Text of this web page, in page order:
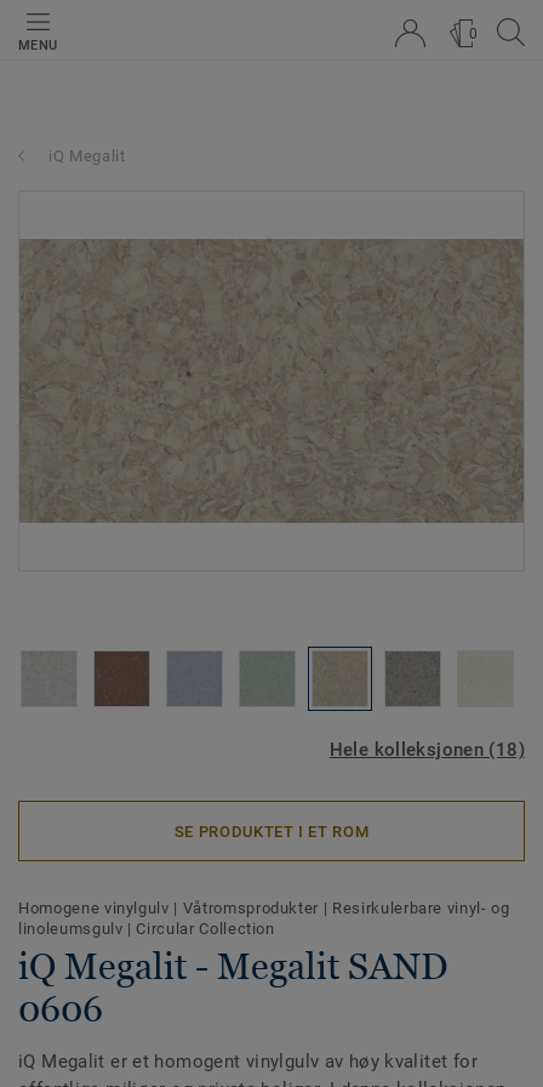
MENU
0
iQ Megalit
Hele kolleksjonen (18)
SE PRODUKTET I ET ROM
Homogene vinylgulv | Våtromsprodukter | Resirkulerbare vinyl- og
linoleumsgulv | Circular Collection
iQ Megalit - Megalit SAND
0606
iQ Megalit er et homogent vinylgulv av høy kvalitet for